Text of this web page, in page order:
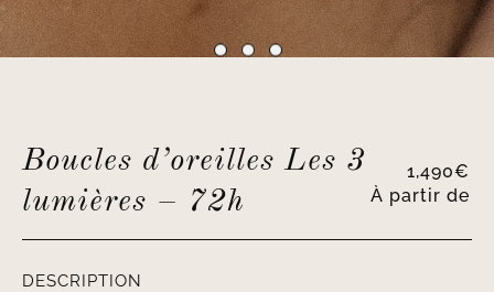
Boucles d’oreilles Les 3
lumières – 72h
À partir de
1,490€
DESCRIPTION